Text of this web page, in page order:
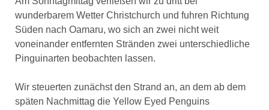
wunderbarem Wetter Christchurch und fuhren Richtung
Süden nach Oamaru, wo sich an zwei nicht weit
voneinander entfernten Stränden zwei unterschiedliche
Pinguinarten beobachten lassen.
Wir steuerten zunächst den Strand an, an dem ab dem
späten Nachmittag die Yellow Eyed Penguins